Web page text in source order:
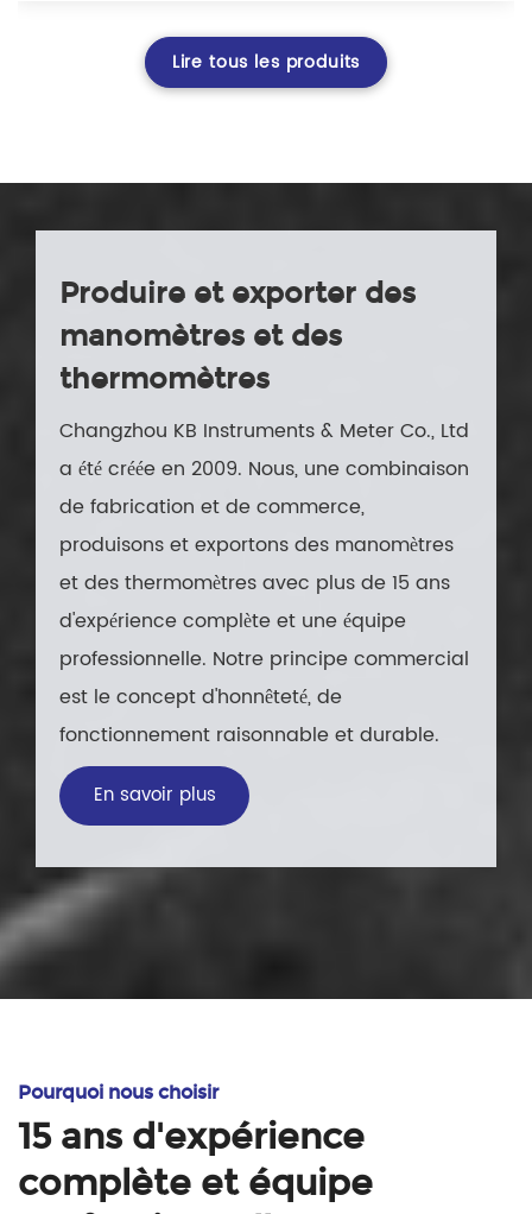
Lire tous les produits
Produire et exporter des
manomètres et des
thermomètres
Changzhou KB Instruments & Meter Co., Ltd
a été créée en 2009. Nous, une combinaison
de fabrication et de commerce,
produisons et exportons des manomètres
et des thermomètres avec plus de 15 ans
d'expérience complète et une équipe
professionnelle. Notre principe commercial
est le concept d'honnêteté, de
fonctionnement raisonnable et durable.
En savoir plus
Pourquoi nous choisir
15 ans d'expérience
complète et équipe